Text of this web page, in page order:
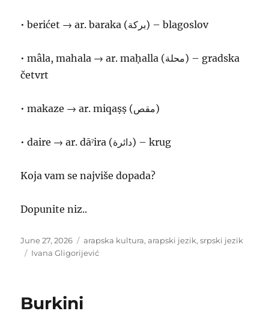
• berićet → ar. baraka (بركة) – blagoslov
• mâla, mahala → ar. maḥalla (محلة) – gradska
četvrt
• makaze → ar. miqaṣṣ (مقص)
• daire → ar. dāˀira (دائرة) – krug
Koja vam se najviše dopada?
Dopunite niz..
Posted
on
June 27, 2026 Categories
arapska kultura,arapski jezik,srpski jezik
Tags
Ivana Gligorijević
Burkini